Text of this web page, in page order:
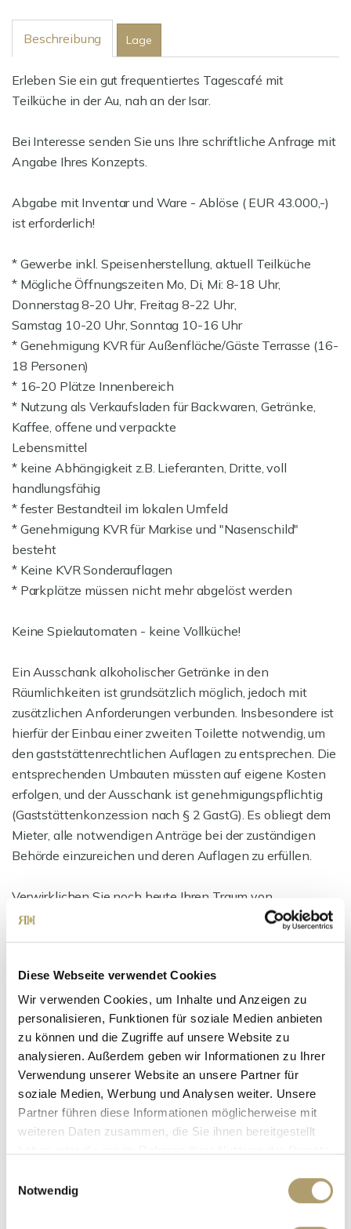
Diese Webseite verwendet Cookies
Wir verwenden Cookies, um Inhalte und Anzeigen zu
personalisieren, Funktionen für soziale Medien anbieten
zu können und die Zugriffe auf unsere Website zu
analysieren. Außerdem geben wir Informationen zu Ihrer
Verwendung unserer Website an unsere Partner für
soziale Medien, Werbung und Analysen weiter. Unsere
Partner führen diese Informationen möglicherweise mit
weiteren Daten zusammen, die Sie ihnen bereitgestellt
Notwendig
Beschreibung Lage
Erleben Sie ein gut frequentiertes Tagescafé mit
Teilküche in der Au, nah an der Isar.
Bei Interesse senden Sie uns Ihre schriftliche Anfrage mit
Angabe Ihres Konzepts.
Abgabe mit Inventar und Ware - Ablöse ( EUR 43.000,-)
ist erforderlich!
* Gewerbe inkl. Speisenherstellung, aktuell Teilküche
* Mögliche Öffnungszeiten Mo, Di, Mi: 8-18 Uhr,
Donnerstag 8-20 Uhr, Freitag 8-22 Uhr,
Samstag 10-20 Uhr, Sonntag 10-16 Uhr
* Genehmigung KVR für Außenfläche/Gäste Terrasse (16-
18 Personen)
* 16-20 Plätze Innenbereich
* Nutzung als Verkaufsladen für Backwaren, Getränke,
Kaffee, offene und verpackte
Lebensmittel
* keine Abhängigkeit z.B. Lieferanten, Dritte, voll
handlungsfähig
* fester Bestandteil im lokalen Umfeld
* Genehmigung KVR für Markise und "Nasenschild"
besteht
* Keine KVR Sonderauflagen
* Parkplätze müssen nicht mehr abgelöst werden
Keine Spielautomaten - keine Vollküche!
Ein Ausschank alkoholischer Getränke in den
Räumlichkeiten ist grundsätzlich möglich, jedoch mit
zusätzlichen Anforderungen verbunden. Insbesondere ist
hierfür der Einbau einer zweiten Toilette notwendig, um
den gaststättenrechtlichen Auflagen zu entsprechen. Die
entsprechenden Umbauten müssten auf eigene Kosten
erfolgen, und der Ausschank ist genehmigungspflichtig
(Gaststättenkonzession nach § 2 GastG). Es obliegt dem
Mieter, alle notwendigen Anträge bei der zuständigen
Behörde einzureichen und deren Auflagen zu erfüllen.
Verwirklichen Sie noch heute Ihren Traum von
Selbstständigkeit und eröffnen Sie Ihren eigenen Laden!
Frau Suzana Ritter